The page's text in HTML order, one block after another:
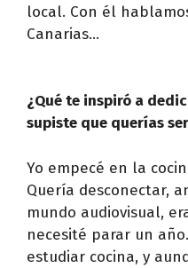
local. Con él
Canarias…
¿Qué te inspiró a
supiste que querías
Yo empecé en la
Quería desconectar,
mundo audiovisual,
necesité parar un
estudiar cocina, y